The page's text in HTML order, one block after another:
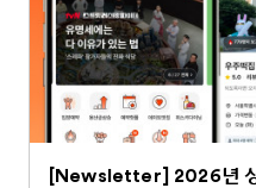
[Newsletter] 2026년